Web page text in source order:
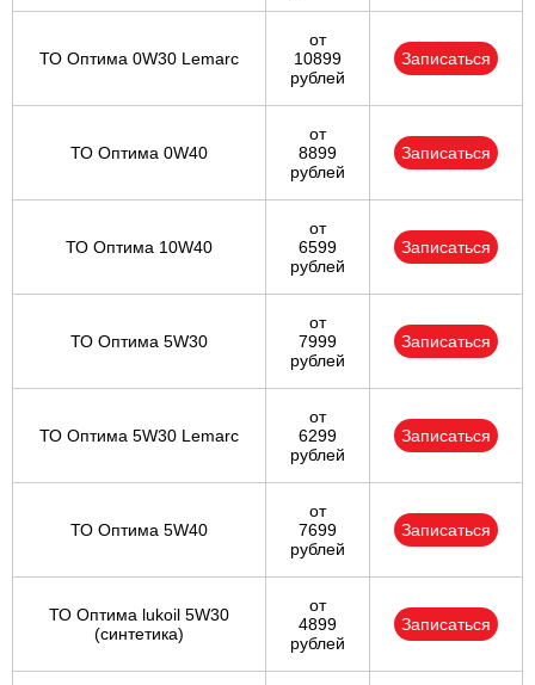
ТО Оптима 0W30 Lemarc
от
10899
рублей
Записаться
ТО Оптима 0W40
от
8899
рублей
Записаться
ТО Оптима 10W40
от
6599
рублей
Записаться
ТО Оптима 5W30
от
7999
рублей
Записаться
ТО Оптима 5W30 Lemarc
от
6299
рублей
Записаться
ТО Оптима 5W40
от
7699
рублей
Записаться
ТО Оптима lukoil 5W30
(синтетика)
от
4899
рублей
Записаться